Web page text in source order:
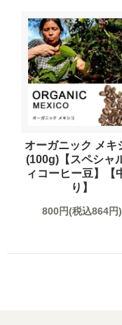
ブレンドコーヒー
オーガニックコーヒー
デカフェオーガニッ
デカフェについて
サステイナブルコーヒ
HIRO CERT認証農園
ネルドリップアイス
コーヒーの淹れ方につ
スペシャルティコ
ご利用ガイド
お買い物方法
お問合わせ
オーガニック メキ
(100g)【スペシャ
ィコーヒー豆】【
り】
800円(税込864円)